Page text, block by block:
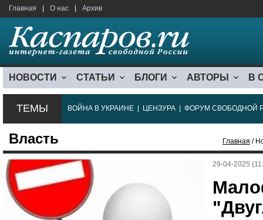
Главная О нас Архив
НОВОСТИ СТАТЬИ БЛОГИ АВТОРЫ В
ТЕМЫ ВОЙНА В УКРАИНЕ ЦЕНЗУРА ФОРУМ СВОБОДНОЙ
Власть Главная /
29-04-2025